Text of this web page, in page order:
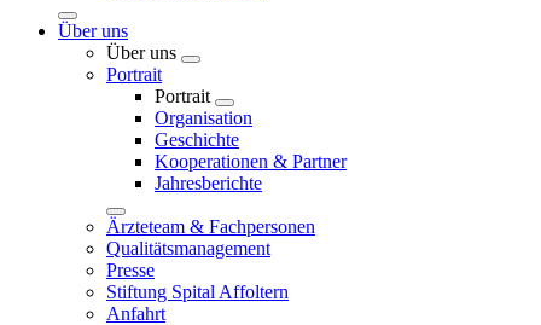
Über uns
Über uns
Portrait
Portrait
Organisation
Geschichte
Kooperationen & Partner
Jahresberichte
Ärzteteam & Fachpersonen
Qualitätsmanagement
Presse
Stiftung Spital Affoltern
Anfahrt